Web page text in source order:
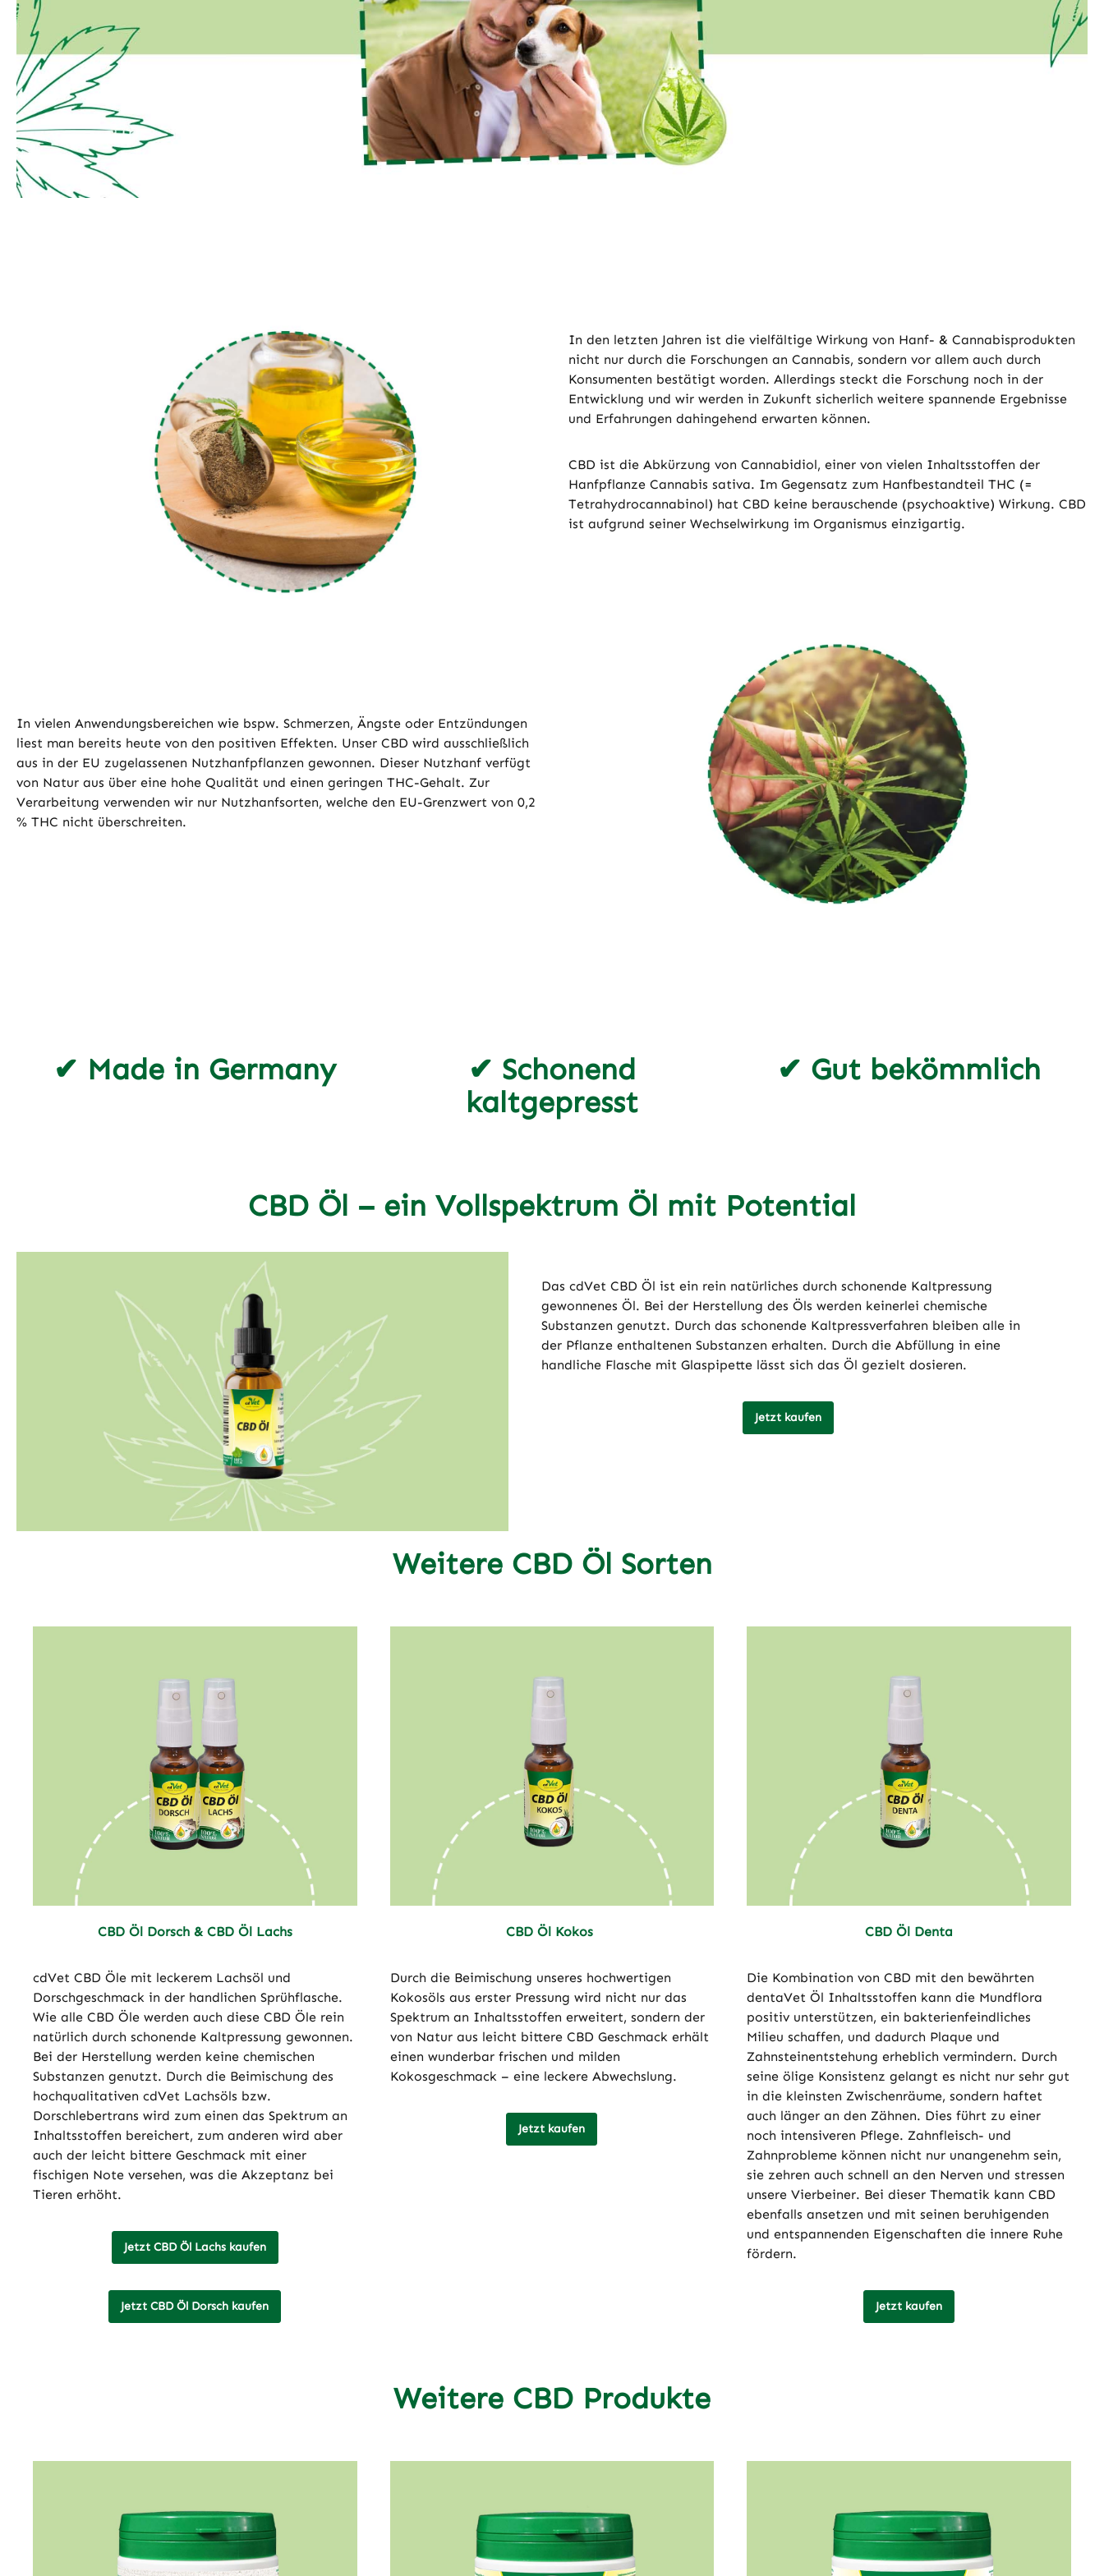
In den letzten Jahren ist die vielfältige Wirkung von Hanf- & Cannabisprodukten
nicht nur durch die Forschungen an Cannabis, sondern vor allem auch durch
Konsumenten bestätigt worden. Allerdings steckt die Forschung noch in der
Entwicklung und wir werden in Zukunft sicherlich weitere spannende Ergebnisse
und Erfahrungen dahingehend erwarten können.
CBD ist die Abkürzung von Cannabidiol, einer von vielen Inhaltsstoffen der
Hanfpflanze Cannabis sativa. Im Gegensatz zum Hanfbestandteil THC (=
Tetrahydrocannabinol) hat CBD keine berauschende (psychoaktive) Wirkung. CBD
ist aufgrund seiner Wechselwirkung im Organismus einzigartig.
In vielen Anwendungsbereichen wie bspw. Schmerzen, Ängste oder Entzündungen
liest man bereits heute von den positiven Effekten. Unser CBD wird ausschließlich
aus in der EU zugelassenen Nutzhanfpflanzen gewonnen. Dieser Nutzhanf verfügt
von Natur aus über eine hohe Qualität und einen geringen THC-Gehalt. Zur
Verarbeitung verwenden wir nur Nutzhanfsorten, welche den EU-Grenzwert von 0,2
% THC nicht überschreiten.
✔ Made in Germany
✔ Schonend
kaltgepresst
✔ Gut bekömmlich
CBD Öl – ein Vollspektrum Öl mit Potential
Das cdVet CBD Öl ist ein rein natürliches durch schonende Kaltpressung
gewonnenes Öl. Bei der Herstellung des Öls werden keinerlei chemische
Substanzen genutzt. Durch das schonende Kaltpressverfahren bleiben alle in
der Pflanze enthaltenen Substanzen erhalten. Durch die Abfüllung in eine
handliche Flasche mit Glaspipette lässt sich das Öl gezielt dosieren.
Jetzt kaufen
Weitere CBD Öl Sorten
CBD Öl Dorsch & CBD Öl Lachs
cdVet CBD Öle mit leckerem Lachsöl und
Dorschgeschmack in der handlichen Sprühflasche.
Wie alle CBD Öle werden auch diese CBD Öle rein
natürlich durch schonende Kaltpressung gewonnen.
Bei der Herstellung werden keine chemischen
Substanzen genutzt. Durch die Beimischung des
hochqualitativen cdVet Lachsöls bzw.
Dorschlebertrans wird zum einen das Spektrum an
Inhaltsstoffen bereichert, zum anderen wird aber
auch der leicht bittere Geschmack mit einer
fischigen Note versehen, was die Akzeptanz bei
Tieren erhöht.
Jetzt CBD Öl Lachs kaufen
Jetzt CBD Öl Dorsch kaufen
CBD Öl Kokos
Durch die Beimischung unseres hochwertigen
Kokosöls aus erster Pressung wird nicht nur das
Spektrum an Inhaltsstoffen erweitert, sondern der
von Natur aus leicht bittere CBD Geschmack erhält
einen wunderbar frischen und milden
Kokosgeschmack – eine leckere Abwechslung.
Jetzt kaufen
CBD Öl Denta
Die Kombination von CBD mit den bewährten
dentaVet Öl Inhaltsstoffen kann die Mundflora
positiv unterstützen, ein bakterienfeindliches
Milieu schaffen, und dadurch Plaque und
Zahnsteinentstehung erheblich vermindern. Durch
seine ölige Konsistenz gelangt es nicht nur sehr gut
in die kleinsten Zwischenräume, sondern haftet
auch länger an den Zähnen. Dies führt zu einer
noch intensiveren Pflege. Zahnfleisch- und
Zahnprobleme können nicht nur unangenehm sein,
sie zehren auch schnell an den Nerven und stressen
unsere Vierbeiner. Bei dieser Thematik kann CBD
ebenfalls ansetzen und mit seinen beruhigenden
und entspannenden Eigenschaften die innere Ruhe
fördern.
Jetzt kaufen
Weitere CBD Produkte